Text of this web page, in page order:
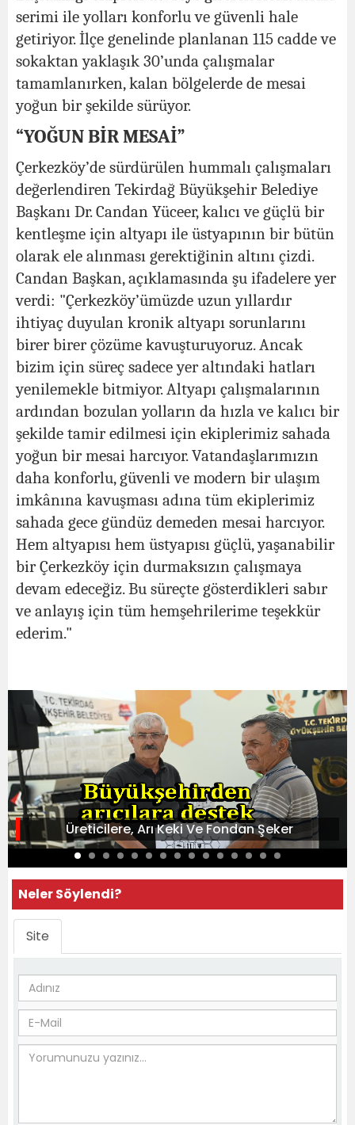
serimi ile yolları konforlu ve güvenli hale
getiriyor. İlçe genelinde planlanan 115 cadde ve
sokaktan yaklaşık 30’unda çalışmalar
tamamlanırken, kalan bölgelerde de mesai
yoğun bir şekilde sürüyor.
“YOĞUN BİR MESAİ”
Çerkezköy’de sürdürülen hummalı çalışmaları
değerlendiren Tekirdağ Büyükşehir Belediye
Başkanı Dr. Candan Yüceer, kalıcı ve güçlü bir
kentleşme için altyapı ile üstyapının bir bütün
olarak ele alınması gerektiğinin altını çizdi.
Candan Başkan, açıklamasında şu ifadelere yer
verdi: "Çerkezköy’ümüzde uzun yıllardır
ihtiyaç duyulan kronik altyapı sorunlarını
birer birer çözüme kavuşturuyoruz. Ancak
bizim için süreç sadece yer altındaki hatları
yenilemekle bitmiyor. Altyapı çalışmalarının
ardından bozulan yolların da hızla ve kalıcı bir
şekilde tamir edilmesi için ekiplerimiz sahada
yoğun bir mesai harcıyor. Vatandaşlarımızın
daha konforlu, güvenli ve modern bir ulaşım
imkânına kavuşması adına tüm ekiplerimiz
sahada gece gündüz demeden mesai harcıyor.
Hem altyapısı hem üstyapısı güçlü, yaşanabilir
bir Çerkezköy için durmaksızın çalışmaya
devam edeceğiz. Bu süreçte gösterdikleri sabır
ve anlayış için tüm hemşehrilerime teşekkür
ederim."
Üreticilere, Arı Keki Ve Fondan Şeker
Neler Söylendi?
Site